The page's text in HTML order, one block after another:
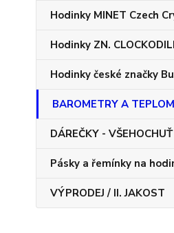
Hodinky MINET Czech
Hodinky ZN.
Hodinky české značky
BAROMETRY A
DÁREČKY - VŠEHOCHUŤ
Pásky a řemínky na
VÝPRODEJ / II. JAKOST